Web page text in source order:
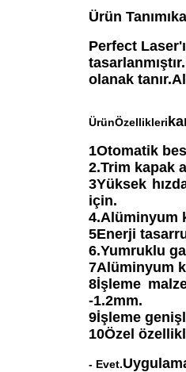
Ürün Tanımı
Perfect
tasarlanmıştır.
olanak tanır.
ÜrünÖzellikleri
1Otomatik
2.Trim kapak
3Yüksek
için.
4.Alüminyum
5Enerji
6.Yumruklu
7Alüminyum
8İşleme
-1.2mm.
9İşleme
10Özel
- Evet.